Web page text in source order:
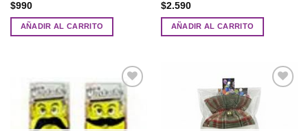
$990
AÑADIR AL CARRITO
$2.590
AÑADIR AL CARRITO
Añadir
a la
lista de
deseos